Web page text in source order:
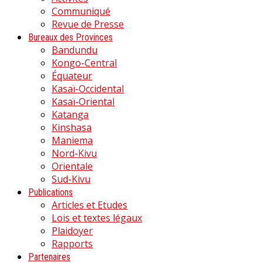
Communiqué
Revue de Presse
Bureaux des Provinces
Bandundu
Kongo-Central
Équateur
Kasaï-Occidental
Kasaï-Oriental
Katanga
Kinshasa
Maniema
Nord-Kivu
Orientale
Sud-Kivu
Publications
Articles et Etudes
Lois et textes légaux
Plaidoyer
Rapports
Partenaires